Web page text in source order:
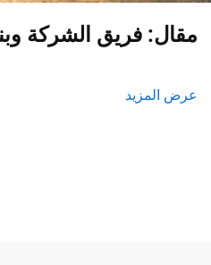
مقال: فريق الشركة
عرض المزيد